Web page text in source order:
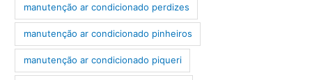
manutenção ar condicionado perdizes
manutenção ar condicionado pinheiros
manutenção ar condicionado piqueri